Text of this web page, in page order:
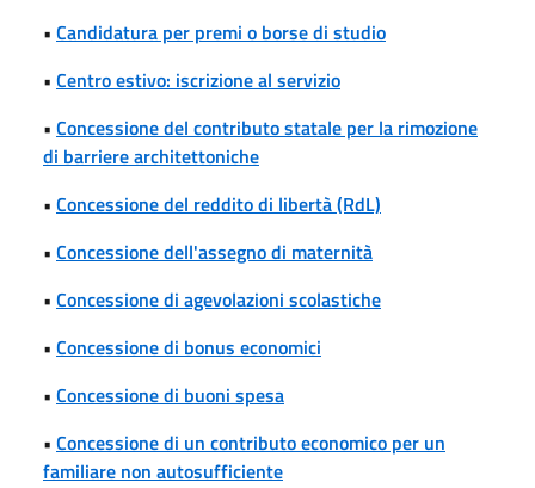
• Candidatura per premi o borse di studio
• Centro estivo: iscrizione al servizio
• Concessione del contributo statale per la rimozione
di barriere architettoniche
• Concessione del reddito di libertà (RdL)
• Concessione dell'assegno di maternità
• Concessione di agevolazioni scolastiche
• Concessione di bonus economici
• Concessione di buoni spesa
• Concessione di un contributo economico per un
familiare non autosufficiente